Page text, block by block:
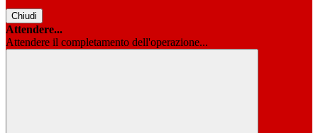
Chiudi
Attendere...
Attendere il completamento dell'operazione...